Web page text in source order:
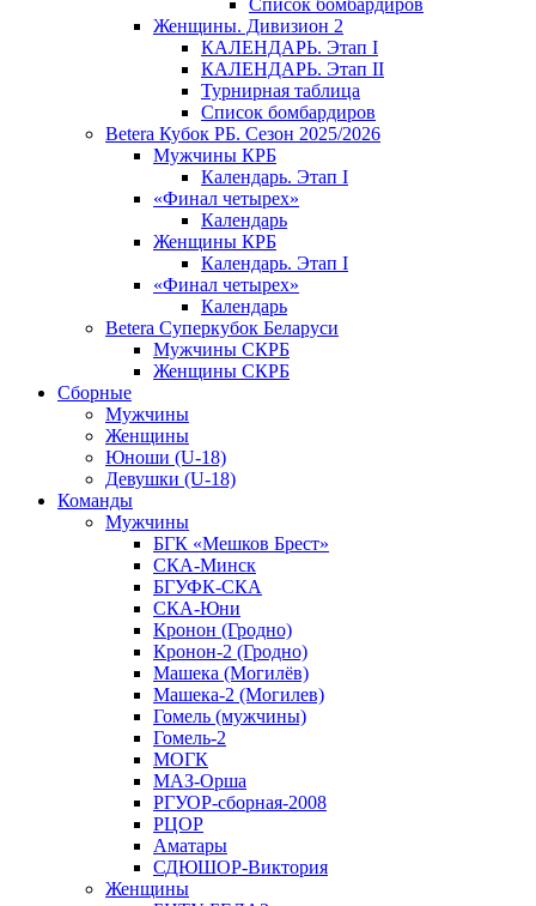
Список бомбардиров
Женщины. Дивизион 2
КАЛЕНДАРЬ. Этап I
КАЛЕНДАРЬ. Этап II
Турнирная таблица
Список бомбардиров
Betera Кубок РБ. Сезон 2025/2026
Мужчины КРБ
Календарь. Этап I
«Финал четырех»
Календарь
Женщины КРБ
Календарь. Этап I
«Финал четырех»
Календарь
Betera Суперкубок Беларуси
Мужчины СКРБ
Женщины СКРБ
Сборные
Мужчины
Женщины
Юноши (U-18)
Девушки (U-18)
Команды
Мужчины
БГК «Мешков Брест»
СКА-Минск
БГУФК-СКА
СКА-Юни
Кронон (Гродно)
Кронон-2 (Гродно)
Машека (Могилёв)
Машека-2 (Могилев)
Гомель (мужчины)
Гомель-2
МОГК
МАЗ-Орша
РГУОР-сборная-2008
РЦОР
Аматары
СДЮШОР-Виктория
Женщины